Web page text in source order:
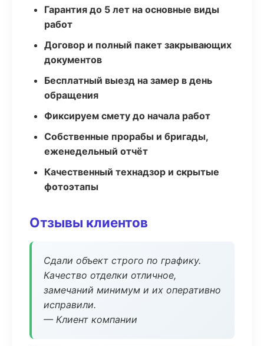
Гарантия до 5 лет на основные виды
работ
Договор и полный пакет закрывающих
документов
Бесплатный выезд на замер в день
обращения
Фиксируем смету до начала работ
Собственные прорабы и бригады,
еженедельный отчёт
Качественный технадзор и скрытые
фотоэтапы
Отзывы клиентов
Сдали объект строго по графику.
Качество отделки отличное,
замечаний минимум и их оперативно
исправили.
— Клиент компании